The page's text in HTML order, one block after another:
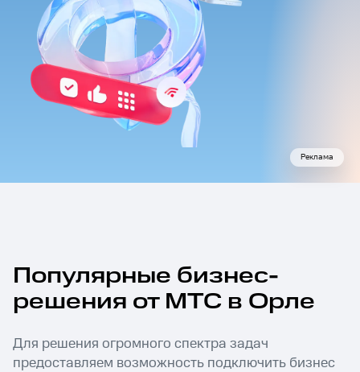
Реклама
Популярные бизнес-
решения от МТС в Орле
Для решения огромного спектра задач
предоставляем возможность подключить бизнес